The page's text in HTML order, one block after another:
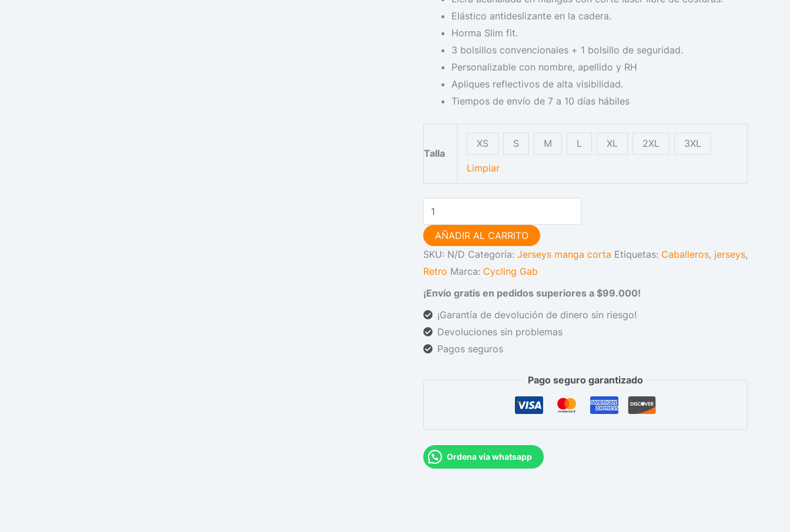
Elástico antideslizante en la cadera.
Horma Slim fit.
3 bolsillos convencionales + 1 bolsillo de seguridad.
Personalizable con nombre, apellido y RH
Apliques reflectivos de alta visibilidad.
Tiempos de envío de 7 a 10 días hábiles
Talla
XS S M L XL 2XL 3XL
Limpiar
AÑADIR AL CARRITO
SKU: N/D Categoría: Jerseys manga corta Etiquetas: Caballeros, jerseys,
Retro Marca: Cycling Gab
¡Envío gratis en pedidos superiores a $99.000!
¡Garantía de devolución de dinero sin riesgo!
Devoluciones sin problemas
Pagos seguros
Pago seguro garantizado
Ordena vía whatsapp